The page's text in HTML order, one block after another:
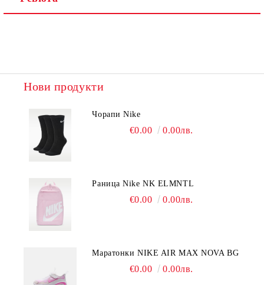
Нови продукти
Чорапи Nike
€0.00 0.00лв.
Раница Nike NK ELMNTL
€0.00 0.00лв.
Mаратонки NIKE AIR MAX NOVA BG
€0.00 0.00лв.